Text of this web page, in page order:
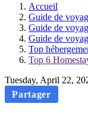
Accueil
Guide de
Guide de
Guide de
Top
Top 6
Tuesday, April 22,
Partager